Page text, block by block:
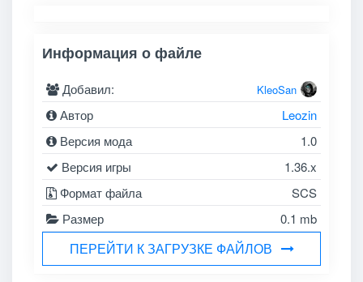
Информация о файле
Добавил: KleoSan
Автор
Leozin
Версия мода
1.0
Версия игры
1.36.x
Формат файла
SCS
Размер
0.1 mb
ПЕРЕЙТИ К ЗАГРУЗКЕ ФАЙЛОВ